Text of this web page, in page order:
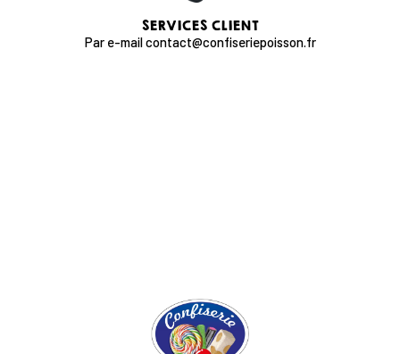
SERVICES CLIENT
Par e-mail contact@confiseriepoisson.fr